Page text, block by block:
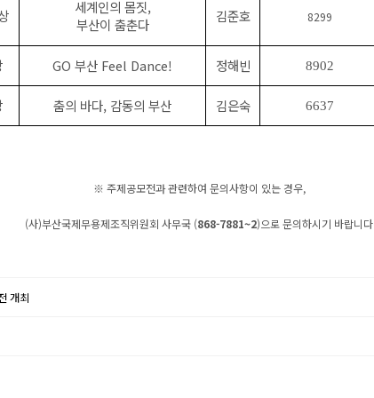
세계인의 몸짓,
부산이 춤춘다
김준호 8299
GO 부산 Feel Dance! 정해빈 8902
춤의 바다, 감동의 부산 김은숙 6637
※ 주제공모전과 관련하여 문의사항이 있는 경우,
(사)부산국제무용제조직위원회 사무국 (868-7881~2)으로 문의하시기 바랍니다
개최